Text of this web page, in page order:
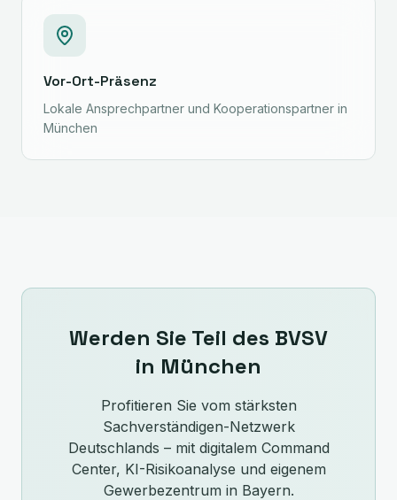
Vor-Ort-Präsenz
Lokale Ansprechpartner und Kooperationspartner in
München
Werden Sie Teil des BVSV
in München
Profitieren Sie vom stärksten
Sachverständigen-Netzwerk
Deutschlands – mit digitalem Command
Center, KI-Risikoanalyse und eigenem
Gewerbezentrum in Bayern.